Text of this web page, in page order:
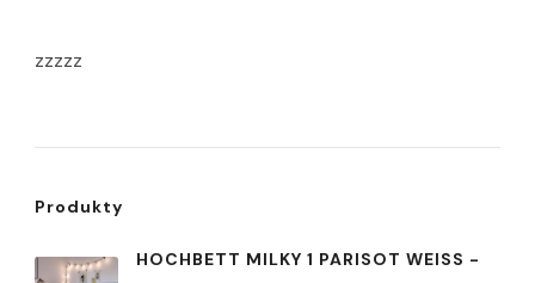
zzzzz
Produkty
HOCHBETT MILKY 1 PARISOT WEISS - G